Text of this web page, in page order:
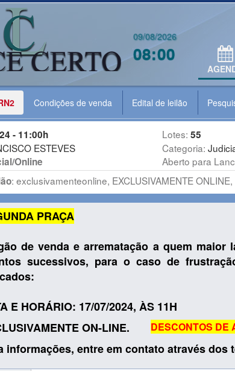
09/08/2026
08:00
Condições de venda Edital de leilão
- 11:00h
ESTEVES
Online
Lotes:55
Categoria:
Aberto para
: exclusivamenteonline, EXCLUSIVAMENTE ONLINE,
PRAÇA
de venda e arrematação a quem
sucessivos, para o caso de
E HORÁRIO: 17/07/2024, ÀS 11H
ON-LINE.
DESCONTOS DE
informações, entre em contato através dos